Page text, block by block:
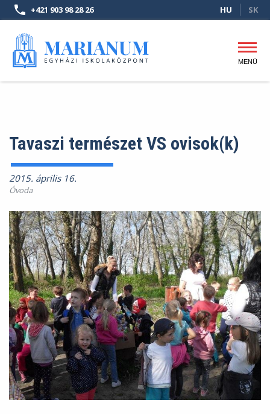
Ugrás
a
tartalomra
+421 903 98 28 26 HU SK
Fő
MENÜ
Tavaszi természet VS ovisok(k)
2015. április 16.
Óvoda